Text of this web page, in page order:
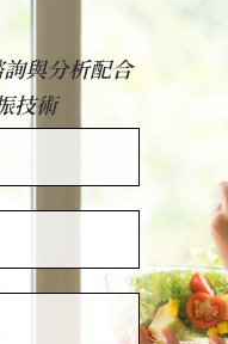
與分析配合
技術